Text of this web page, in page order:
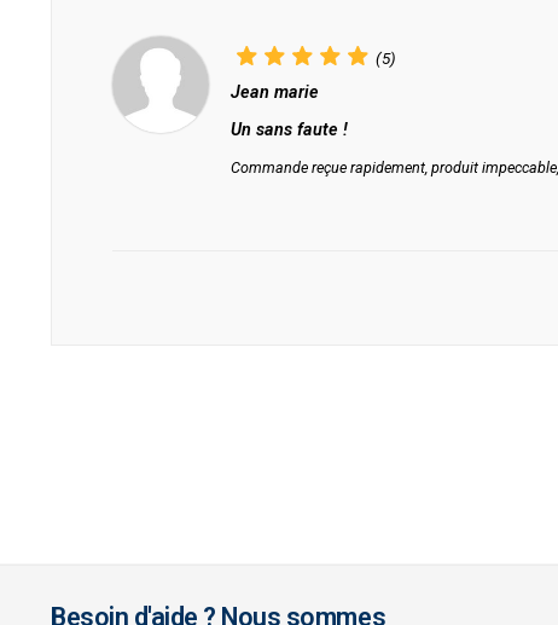
(5)
Jean marie
Un sans faute !
Commande reçue rapidement, produit
Besoin d'aide ? Nous sommes